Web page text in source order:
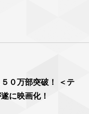
０万部突破！ ＜テ
に映画化！